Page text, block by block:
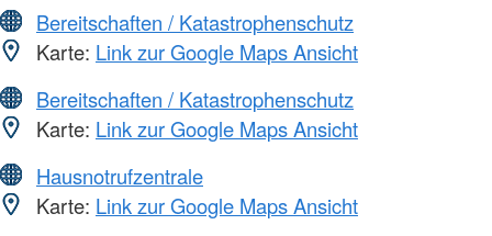
Bereitschaften / Katastrophenschutz
Karte: Link zur Google Maps Ansicht
Bereitschaften / Katastrophenschutz
Karte: Link zur Google Maps Ansicht
Hausnotrufzentrale
Karte: Link zur Google Maps Ansicht